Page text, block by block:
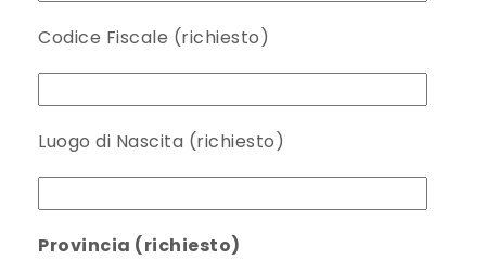
Codice Fiscale (richiesto)
Luogo di Nascita (richiesto)
Provincia (richiesto)